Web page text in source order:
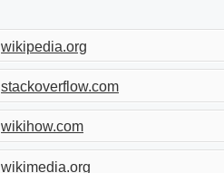
wikipedia.org
stackoverflow.com
wikihow.com
wikimedia.org